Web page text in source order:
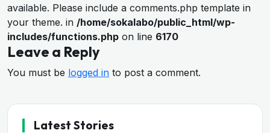
available. Please include a comments.php template in
your theme. in /home/sokalabo/public_html/wp-
includes/functions.php on line 6170
Leave a Reply
You must be logged in to post a comment.
Latest Stories